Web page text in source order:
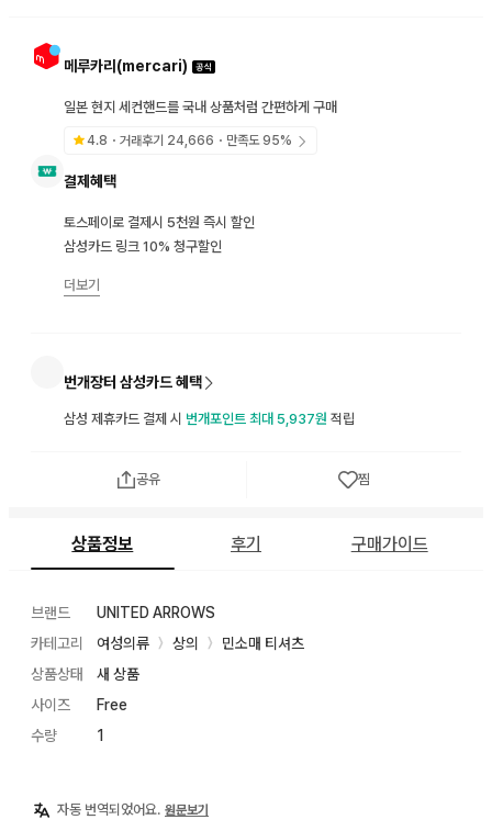
메루카리(mercari)
일본 현지 세컨핸드를 국내 상품처럼 간편하게 구매
4.8 ・거래후기 24,666 ・만족도95%
결제혜택
토스페이로 결제시 5천원 즉시 할인
삼성카드 링크 10% 청구할인
더보기
번개장터 삼성카드 혜택
삼성 제휴카드 결제 시 번개포인트 최대 5,937원 적립
공유 찜
상품정보 후기 구매가이드
브랜드
UNITED ARROWS
카테고리
여성의류 〉 상의 〉
민소매 티셔츠
상품상태
새 상품
사이즈
Free
수량
1
자동 번역되었어요. 원문보기